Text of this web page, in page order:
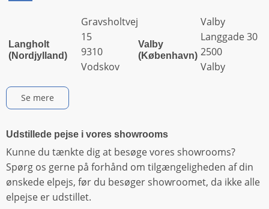
Langholt
(Nordjylland)
Gravsholtvej
15
9310
Vodskov
Valby
(København)
Valby
Langgade 30
2500
Valby
Se mere
Udstillede pejse i vores showrooms
Kunne du tænkte dig at besøge vores showrooms?
Spørg os gerne på forhånd om tilgængeligheden af din
ønskede elpejs, før du besøger showroomet, da ikke alle
elpejse er udstillet.